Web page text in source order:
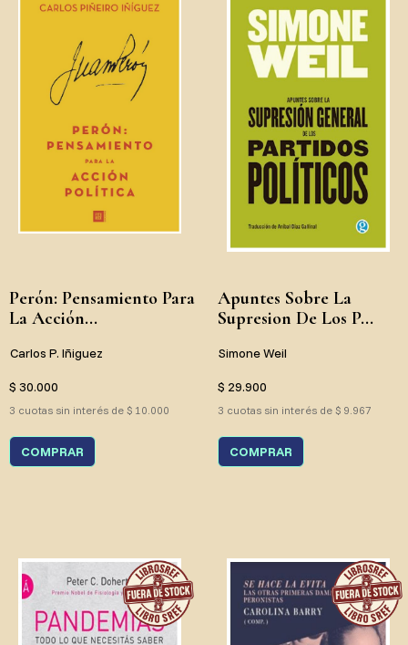
Perón: Pensamiento Para
La Acción...
Carlos P. Iñiguez
$ 30.000
3 cuotas sin interés de $ 10.000
COMPRAR
Apuntes Sobre La
Supresion De Los P...
Simone Weil
$ 29.900
3 cuotas sin interés de $ 9.967
COMPRAR